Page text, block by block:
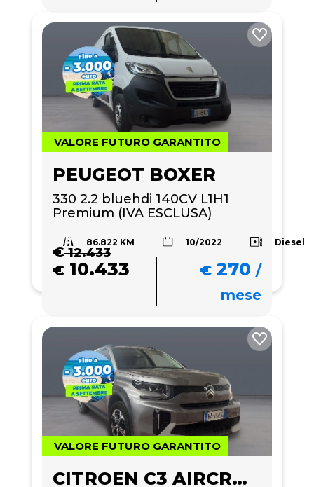
VALORE FUTURO GARANTITO
PEUGEOT BOXER
330 2.2 bluehdi 140CV L1H1
Premium (IVA ESCLUSA)
86.822 KM 10/2022 Diesel
€12.433
€ 10.433 € 270 /
mese
VALORE FUTURO GARANTITO
CITROEN C3 AIRCROSS